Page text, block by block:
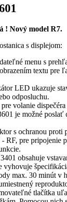
! Nový model R7.
s displejom:
menu s
textu pre
LED ukazuje
odposluchu.
volanie
je možné poslať
s ochranou proti
RF, pre pripojenie
obsahuje
vyhovuje
max. 30 minút v
tlačítka